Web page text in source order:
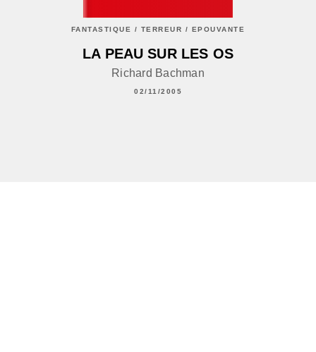
FANTASTIQUE / TERREUR / EPOUVANTE
LA PEAU SUR LES OS
Richard Bachman
02/11/2005